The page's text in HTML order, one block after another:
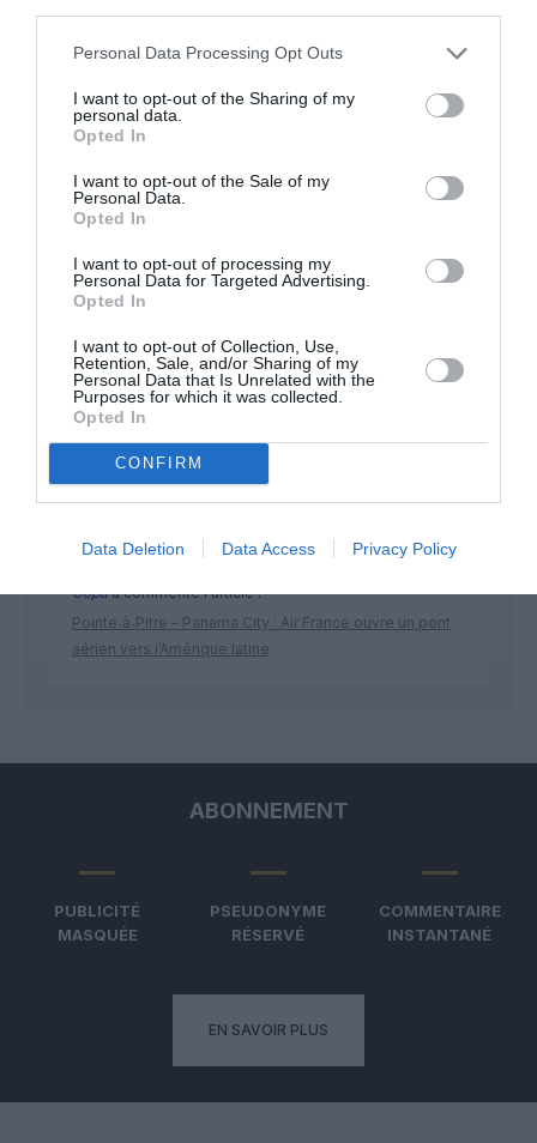
Personal Data Processing Opt Outs
I want to opt-out of the Sharing of my
personal data.
Opted In
I want to opt-out of the Sale of my
Personal Data.
Opted In
I want to opt-out of processing my
Personal Data for Targeted Advertising.
Opted In
I want to opt-out of Collection, Use,
Retention, Sale, and/or Sharing of my
Personal Data that Is Unrelated with the
Purposes for which it was collected.
Opted In
CONFIRM
Data Deletion Data Access Privacy Policy
Appel aux lecteurs !
Soutenez Air Journal participez
DERNIERS COMMENTAIRES
Djma commenté l'article :
Après Emirates, Lufthansa remet en cause la réception
de Boeing 777-9 déjà construits
Copaa commenté l'article :
Pointe‑à‑Pitre – Panama City : Air France ouvre un pont
aérien vers l’Amérique latine
ABONNEMENT
PUBLICITÉ
MASQUÉE
PSEUDONYME
RÉSERVÉ
COMMENTAIRE
INSTANTANÉ
EN SAVOIR PLUS